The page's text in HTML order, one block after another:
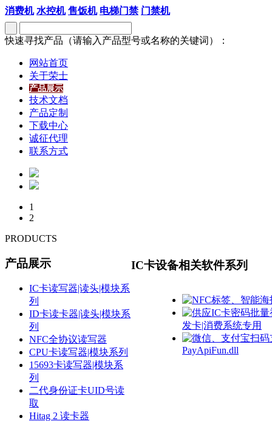
消费机 水控机 售饭机 电梯门禁 门禁机
快速寻找产品（请输入产品型号或名称的关键词）：
网站首页
关于荣士
产品展示
技术文档
产品定制
下载中心
诚征代理
联系方式
1
2
PRODUCTS
产品展示
IC卡读写器|读头|模块系
列
ID卡读卡器|读头|模块系
列
NFC全协议读写器
CPU卡读写器|模块系列
15693卡读写器|模块系
列
二代身份证卡UID号读
取
Hitag 2 读卡器
IC卡设备相关软件系列
发卡|消费系统专用
PayApiFun.dll